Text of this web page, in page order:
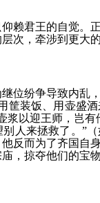
赖君王的自觉。
次，牵涉到更大
位纷争导致内乱
筐装饭、用壶盛
浆以迎王师，岂
人来拯救了。”
反而为了齐国自
，掠夺他们的宝